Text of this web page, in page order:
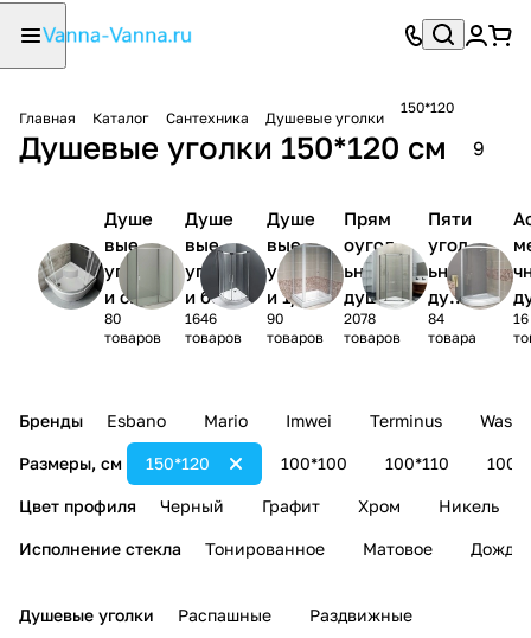
Главная Каталог Сантехника Душевые уголки
150*120
Душевые уголки 150*120 см 9
Душе
вые
уголк
и с
поддо
ном
80
товаров
Душе
вые
уголк
и без
поддо
на
1646
товаров
Душе
вые
уголк
и 1/4
круга
90
товаров
Прям
оугол
ьные
душев
ые
уголк
2078
товаров
Пяти
угол
ьные
душе
вые
угол
84
товара
16
Бренды Esbano Mario Imwei Terminus
Размеры, см 100*100 100*110
150*120
Цвет профиля Черный Графит Хром Никель
Исполнение стекла Тонированное Матовое Дождь
Душевые уголки Распашные Раздвижные